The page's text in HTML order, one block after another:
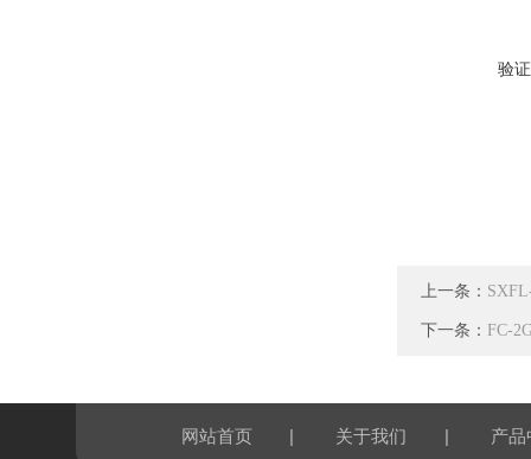
验
上一条：
下一条： FC-
网站首页 | 关于我们 | 产品